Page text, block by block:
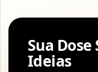
Sua
Ideias